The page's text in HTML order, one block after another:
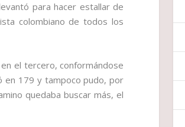
para hacer estallar de
colombiano de todos los
el tercero, conformándose
en 179 y tampoco pudo, por
quedaba buscar más, el